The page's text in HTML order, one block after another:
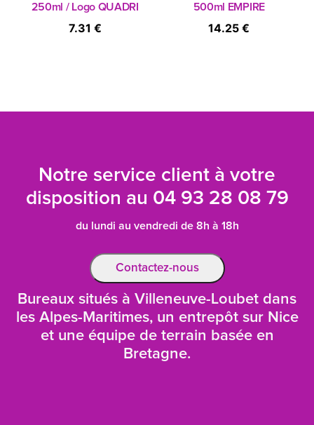
250ml / Logo QUADRI
7.31 €
500ml EMPIRE
14.25 €
Notre service client à votre
disposition au 04 93 28 08 79
du lundi au vendredi de 8h à 18h
Contactez-nous
Bureaux situés à Villeneuve-Loubet dans
les Alpes-Maritimes, un entrepôt sur Nice
et une équipe de terrain basée en
Bretagne.